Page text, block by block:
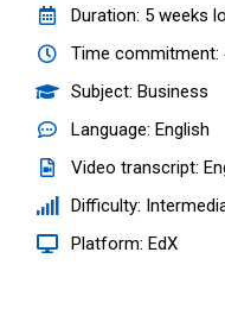
Duration: 5 weeks
Time commitment:
Subject: Business
Language: English
Video transcript:
Difficulty:
Platform: EdX